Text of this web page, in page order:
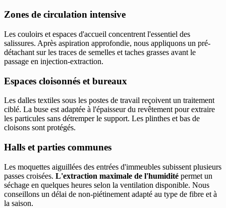
Zones de circulation intensive
Les couloirs et espaces d'accueil concentrent l'essentiel des
salissures. Après aspiration approfondie, nous appliquons un pré-
détachant sur les traces de semelles et taches grasses avant le
passage en injection-extraction.
Espaces cloisonnés et bureaux
Les dalles textiles sous les postes de travail reçoivent un traitement
ciblé. La buse est adaptée à l'épaisseur du revêtement pour extraire
les particules sans détremper le support. Les plinthes et bas de
cloisons sont protégés.
Halls et parties communes
Les moquettes aiguillées des entrées d'immeubles subissent plusieurs
passes croisées. L'extraction maximale de l'humidité permet un
séchage en quelques heures selon la ventilation disponible. Nous
conseillons un délai de non-piétinement adapté au type de fibre et à
la saison.